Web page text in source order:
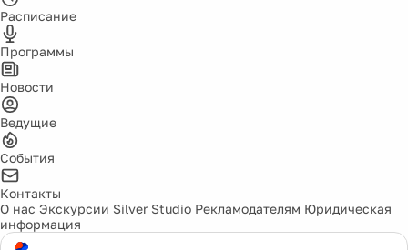
Расписание
Программы
Новости
Ведущие
События
Контакты
О нас Экскурсии Silver Studio Рекламодателям Юридическая
информация